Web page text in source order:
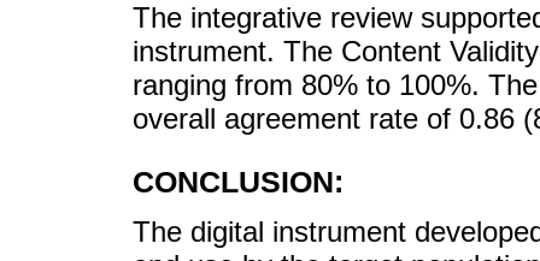
The integrative review
instrument. The Content
ranging from 80% to 100%.
overall agreement rate of 0.86
CONCLUSION:
The digital instrument